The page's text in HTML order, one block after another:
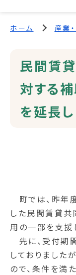
ホーム 産業
民間賃
対する
を延長し
町では、昨年
した民間賃貸共
用の一部を支援
先に、受付期
しておりました
ので、条件を満